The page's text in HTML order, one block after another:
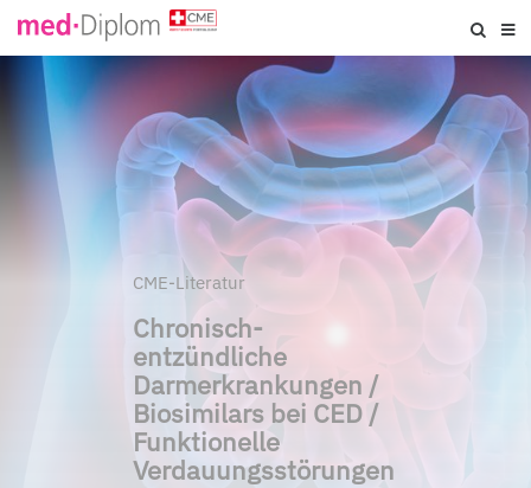
CME-Literatur
Chronisch-
entzündliche
Darmerkrankungen /
Biosimilars bei CED /
Funktionelle
Verdauungsstörungen